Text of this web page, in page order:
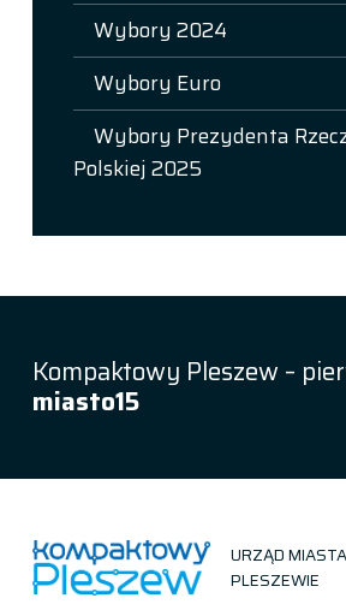
Wybory 2024
Wybory Euro
Wybory Prezydenta
Polskiej 2025
Kompaktowy Pleszew –
miasto15
URZĄD
PLESZEWIE